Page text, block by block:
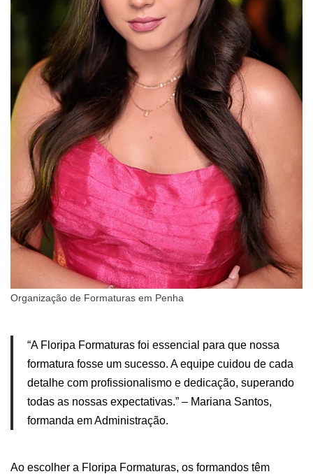
Organização de Formaturas em Penha
“A Floripa Formaturas foi essencial para que nossa
formatura fosse um sucesso. A equipe cuidou de cada
detalhe com profissionalismo e dedicação, superando
todas as nossas expectativas.” – Mariana Santos,
formanda em Administração.
Ao escolher a Floripa Formaturas, os formandos têm